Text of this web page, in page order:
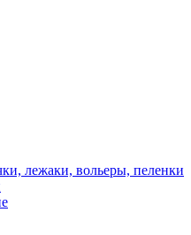
лежаки, вольеры, пеленки